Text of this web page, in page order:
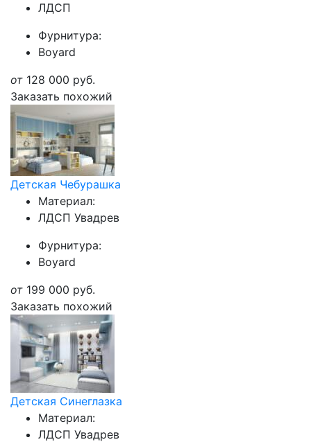
ЛДСП
Фурнитура:
Boyard
от 128 000 руб.
Заказать похожий
Детская Чебурашка
Материал:
ЛДСП Увадрев
Фурнитура:
Boyard
от 199 000 руб.
Заказать похожий
Детская Синеглазка
Материал:
ЛДСП Увадрев